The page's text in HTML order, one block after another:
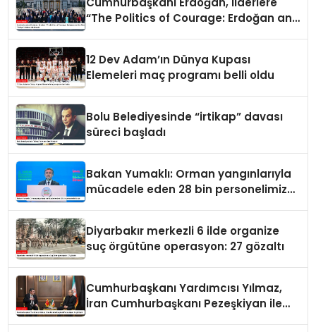
“The Politics of Courage: Erdoğan and
12 Dev Adam’ın Dünya Kupası
Elemeleri maç programı belli oldu
Bolu Belediyesinde “irtikap” davası
süreci başladı
Bakan Yumaklı: Orman yangınlarıyla
mücadele eden 28 bin personelimiz
Diyarbakır merkezli 6 ilde organize
suç örgütüne operasyon: 27 gözaltı
Cumhurbaşkanı Yardımcısı Yılmaz,
İran Cumhurbaşkanı Pezeşkiyan ile